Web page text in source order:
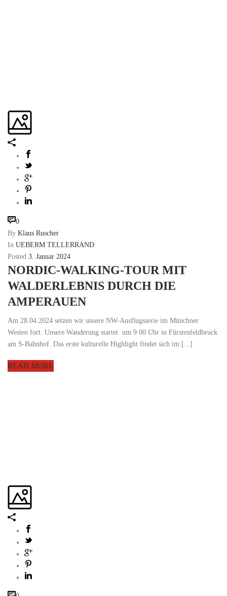
0
By Klaus Ruscher
In UEBERM TELLERRAND
Posted 3. Januar 2024
NORDIC-WALKING-TOUR MIT
WALDERLEBNIS DURCH DIE
AMPERAUEN
Am 28.04.2024 setzen wir unsere NW-Ausflugsserie im Münchner
Westen fort. Unsere Wanderung startet um 9.00 Uhr in Fürstenfeldbruck
am S-Bahnhof. Das erste kulturelle Highlight findet sich im [...]
READ MORE